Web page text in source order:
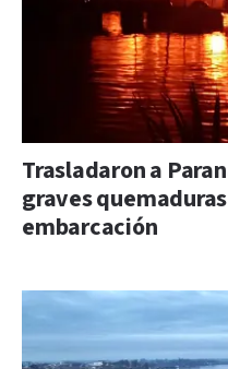
Trasladaron a
graves
embarcación